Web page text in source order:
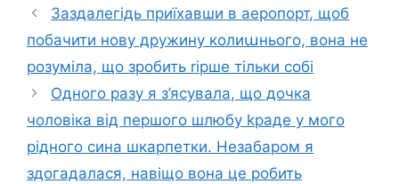
Заздалегідь приїхавши в аеропорт, щоб
побачити нову дружину колиաнього, вона не
розуміла, що зробить rірше тільки собі
Одного разу я з’ясувала, що дочка
чоловіка від першого шлюбу kраде у мого
рідного сина шкарпетки. Незабаром я
здогадалася, навіщо вона це робить